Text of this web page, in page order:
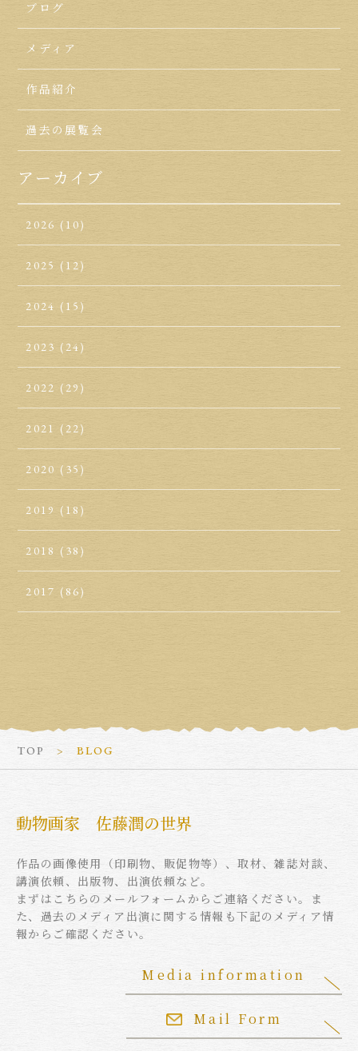
ブログ
メディア
作品紹介
過去の展覧会
アーカイブ
2026 (10)
2025 (12)
2024 (15)
2023 (24)
2022 (29)
2021 (22)
2020 (35)
2019 (18)
2018 (38)
2017 (86)
TOP BLOG
動物画家 佐藤潤の世界
作品の画像使用（印刷物、販促物等）、取材、雑誌対談、
講演依頼、出版物、出演依頼など。
まずはこちらのメールフォームからご連絡ください。ま
た、過去のメディア出演に関する情報も下記のメディア情
報からご確認ください。
Mail Form
Media information